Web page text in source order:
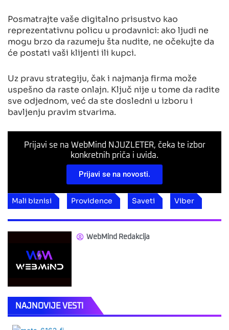
Posmatrajte vaše digitalno prisustvo kao
reprezentativnu policu u prodavnici: ako ljudi ne
mogu brzo da razumeju šta nudite, ne očekujte da
će postati vaši klijenti ili kupci.
Uz pravu strategiju, čak i najmanja firma može
uspešno da raste onlajn. Ključ nije u tome da radite
sve odjednom, već da ste dosledni u izboru i
bavljenju pravim stvarima.
Prijavi se na WebMind NJUZLETER, čeka te izbor
konkretnih priča i uvida.
Prijavi se na novosti.
Mali biznisi Providence Saveti Viber
WebMind Redakcija
NAJNOVIJE VESTI